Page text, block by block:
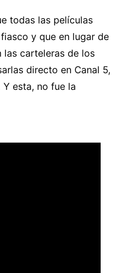
todas las películas
y que en lugar de
las carteleras de los
directo en Canal 5,
esta, no fue la